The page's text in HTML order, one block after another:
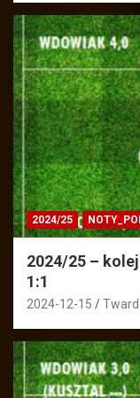
2024/25
2024/25 –
1:1
2024-12-15